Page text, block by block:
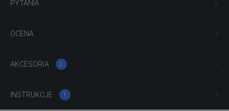
PYTANIA
OCENA
AKCESORIA 2
INSTRUKCJE 1